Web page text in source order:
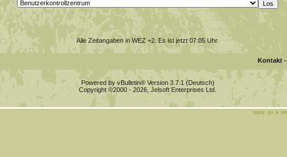
Alle Zeitangaben in WEZ +2. Es ist jetzt07:05Uhr.
Kontakt-
Powered by vBulletin® Version 3.7.1 (Deutsch)
Copyright ©2000 - 2026, Jelsoft Enterprises Ltd.